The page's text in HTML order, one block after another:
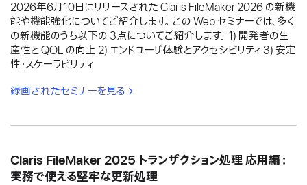
2026年6月10日にリリースされた Claris FileMaker 2026 の新機
能や機能強化についてご紹介します。 この Web セミナーでは、多く
の新機能のうち以下の 3点についてご紹介します。 1) 開発者の生
産性と QOL の向上 2) エンドユーザ体験とアクセシビリティ 3) 安定
性・スケーラビリティ
録画されたセミナーを見る
Claris FileMaker 2025 トランザクション処理 応用編：
実務で使える堅牢な更新処理